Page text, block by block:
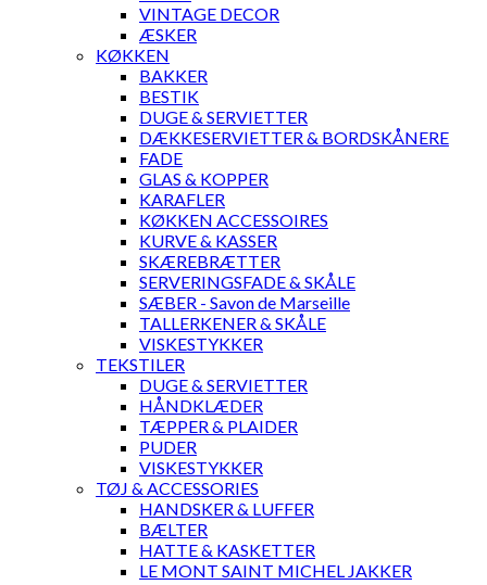
VINTAGE DECOR
ÆSKER
KØKKEN
BAKKER
BESTIK
DUGE & SERVIETTER
DÆKKESERVIETTER & BORDSKÅNERE
FADE
GLAS & KOPPER
KARAFLER
KØKKEN ACCESSOIRES
KURVE & KASSER
SKÆREBRÆTTER
SERVERINGSFADE & SKÅLE
SÆBER - Savon de Marseille
TALLERKENER & SKÅLE
VISKESTYKKER
TEKSTILER
DUGE & SERVIETTER
HÅNDKLÆDER
TÆPPER & PLAIDER
PUDER
VISKESTYKKER
TØJ & ACCESSORIES
HANDSKER & LUFFER
BÆLTER
HATTE & KASKETTER
LE MONT SAINT MICHEL JAKKER